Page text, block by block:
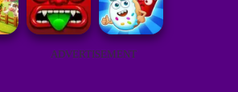
ADVERTISEMENT